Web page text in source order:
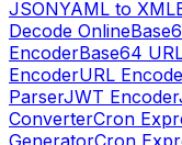
JSONYAML to XML
Decode Online
EncoderBase64
EncoderURL
ParserJWT Encoder
ConverterCron
GeneratorCron